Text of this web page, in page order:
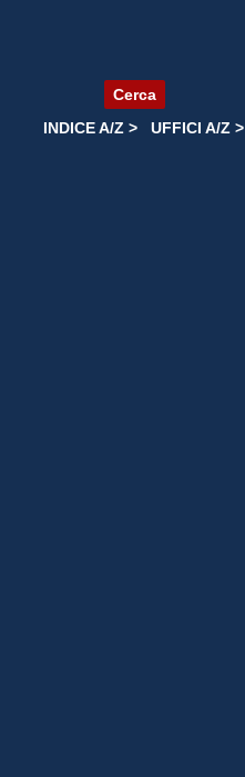
Cerca
INDICE A/Z >
UFFICI A/Z >